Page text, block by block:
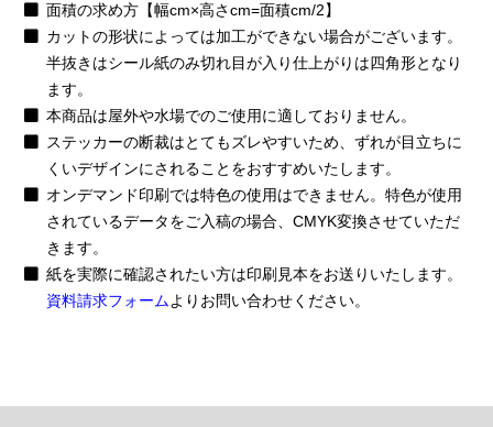
面積の求め方【幅cm×高さcm=面積cm/2】
カットの形状によっては加工ができない場合がございます。
半抜きはシール紙のみ切れ目が入り仕上がりは四角形となり
ます。
本商品は屋外や水場でのご使用に適しておりません。
ステッカーの断裁はとてもズレやすいため、ずれが目立ちに
くいデザインにされることをおすすめいたします。
オンデマンド印刷では特色の使用はできません。特色が使用
されているデータをご入稿の場合、CMYK変換させていただ
きます。
紙を実際に確認されたい方は印刷見本をお送りいたします。
資料請求フォームよりお問い合わせください。